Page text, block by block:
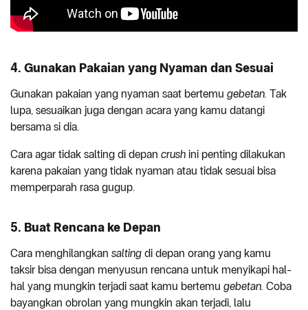
4. Gunakan Pakaian yang Nyaman dan Sesuai
Gunakan pakaian yang nyaman saat bertemu gebetan. Tak
lupa, sesuaikan juga dengan acara yang kamu datangi
bersama si dia.
Cara agar tidak salting di depan crush ini penting dilakukan
karena pakaian yang tidak nyaman atau tidak sesuai bisa
memperparah rasa gugup.
5. Buat Rencana ke Depan
Cara menghilangkan salting di depan orang yang kamu
taksir bisa dengan menyusun rencana untuk menyikapi hal-
hal yang mungkin terjadi saat kamu bertemu gebetan. Coba
bayangkan obrolan yang mungkin akan terjadi, lalu